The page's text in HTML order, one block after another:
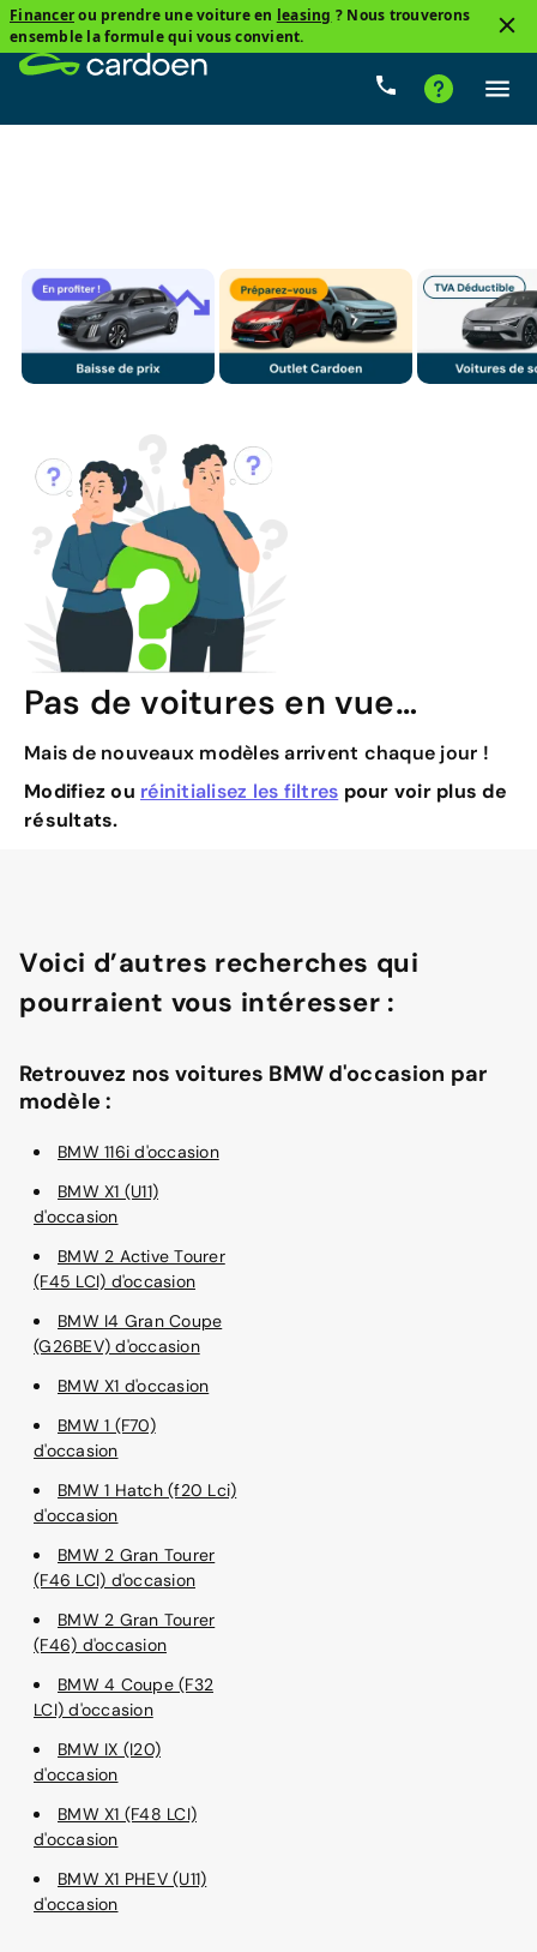
Financerou prendre une voiture en leasing ? Nous trouverons
ensemble la formule qui vous convient.
De 0 km À 150 000 km Prix
Pas de voitures en vue…
Mais de nouveaux modèles arrivent chaque jour !
Modifiez ou réinitialisez les filtres pour voir plus de
résultats.
Voici d’autres recherches qui
pourraient vous intéresser :
Retrouvez nos voitures BMW d'occasion par
modèle :
BMW 116i d'occasion
BMW X1 (U11)
d'occasion
BMW 2 Active Tourer
(F45 LCI) d'occasion
BMW I4 Gran Coupe
(G26BEV) d'occasion
BMW X1 d'occasion
BMW 1 (F70)
d'occasion
BMW 1 Hatch (f20 Lci)
d'occasion
BMW 2 Gran Tourer
(F46 LCI) d'occasion
BMW 2 Gran Tourer
(F46) d'occasion
BMW 4 Coupe (F32
LCI) d'occasion
BMW IX (I20)
d'occasion
BMW X1 (F48 LCI)
d'occasion
BMW X1 PHEV (U11)
d'occasion